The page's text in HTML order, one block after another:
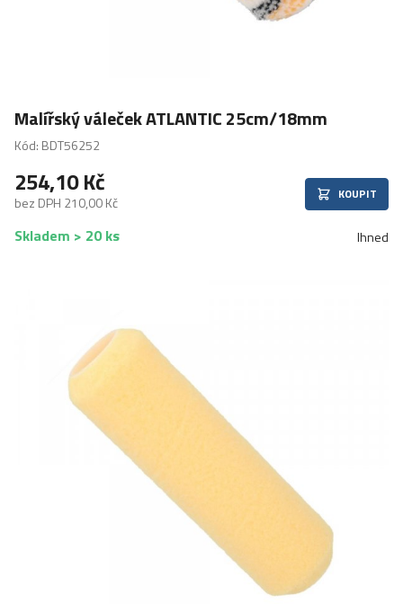
Malířský váleček ATLANTIC 25cm/18mm
Kód: BDT56252
254,10 Kč
bez DPH 210,00 Kč KOUPIT
Skladem > 20 ks Ihned